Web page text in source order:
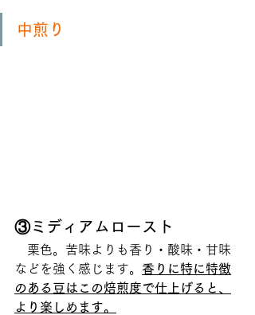
中煎り
③ミディアムロースト
栗色。苦味よりも香り・酸味・甘味
などを強く感じます。 香りに特に特徴
のある豆はこの焙煎度で仕上げると、
より楽しめます。